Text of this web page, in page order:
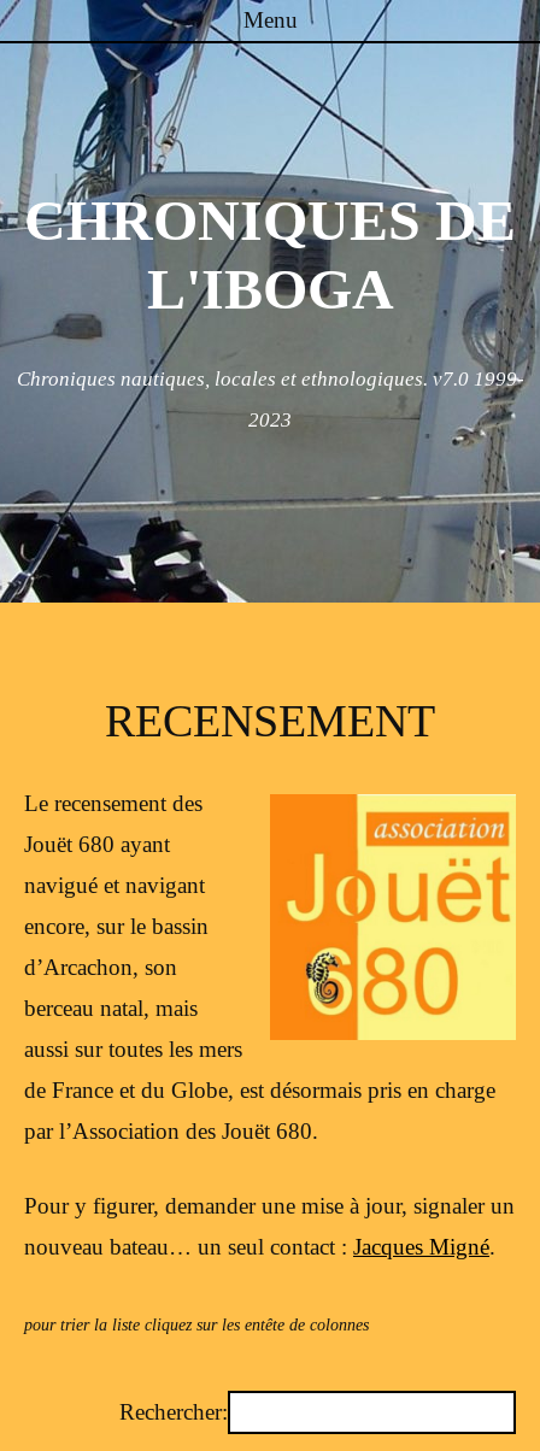
Menu
Skip to content
CHRONIQUES DE
L'IBOGA
Chroniques nautiques, locales et ethnologiques. v7.0 1999-
2023
RECENSEMENT
Le recensement des
Jouët 680 ayant
navigué et navigant
encore, sur le bassin
d’Arcachon, son
berceau natal, mais
aussi sur toutes les mers
de France et du Globe, est désormais pris en charge
par l’Association des Jouët 680.
Pour y figurer, demander une mise à jour, signaler un
nouveau bateau… un seul contact : Jacques Migné.
pour trier la liste cliquez sur les entête de colonnes
Rechercher: